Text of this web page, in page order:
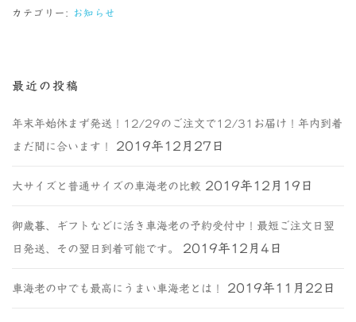
カテゴリー: お知らせ
最近の投稿
年末年始休まず発送！12/29のご注文で12/31お届け！年内到着
まだ間に合います！ 2019年12月27日
大サイズと普通サイズの車海老の比較 2019年12月19日
御歳暮、ギフトなどに活き車海老の予約受付中！最短ご注文日翌
日発送、その翌日到着可能です。 2019年12月4日
車海老の中でも最高にうまい車海老とは！ 2019年11月22日